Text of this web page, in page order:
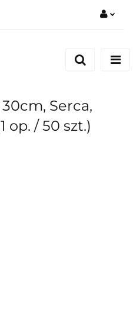
Zarejestruj się
Serca,
op. / 50 szt.)